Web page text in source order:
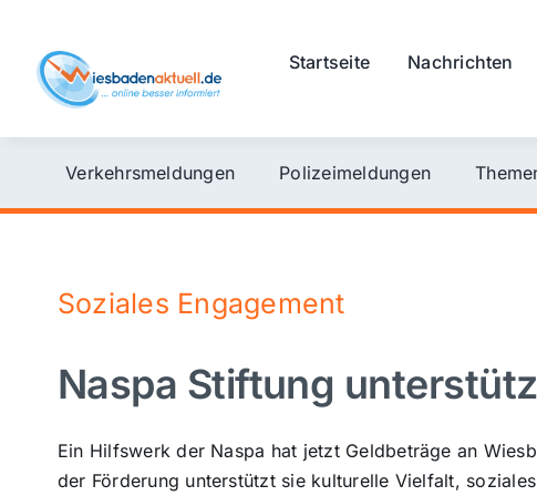
content
Startseite Nachrichten
Verkehrsmeldungen Polizeimeldungen
Soziales Engagement
Naspa Stiftung
Ein Hilfswerk der Naspa hat jetzt Geldbeträge an
der Förderung unterstützt sie kulturelle Vielfalt,